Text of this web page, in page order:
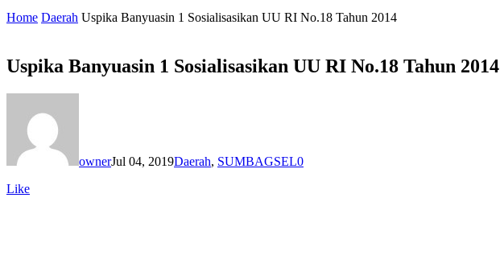
Home Daerah Uspika Banyuasin 1 Sosialisasikan UU RI No.18 Tahun 2014
Uspika Banyuasin 1 Sosialisasikan UU RI No.18 Tahun 2014
ownerJul 04, 2019Daerah, SUMBAGSEL0
Like